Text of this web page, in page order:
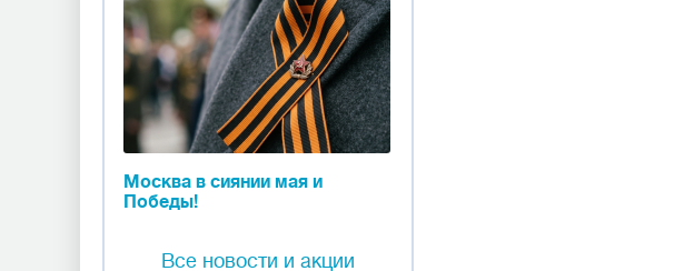
Москва в сиянии мая и
Победы!
Все новости и акции